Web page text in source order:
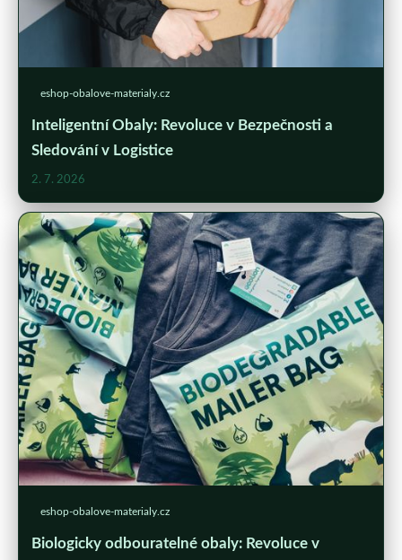
eshop-obalove-materialy.cz
Inteligentní Obaly: Revoluce v Bezpečnosti a
Sledování v Logistice
2. 7. 2026
eshop-obalove-materialy.cz
Biologicky odbouratelné obaly: Revoluce v